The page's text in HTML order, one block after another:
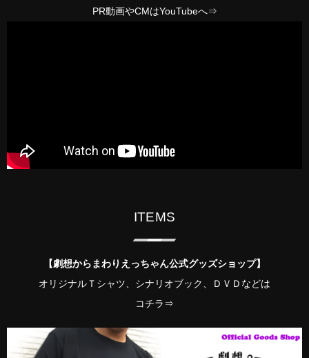
PR動画やCMはYouTubeへ⇒
ITEMS
【劇想からまわりえっちゃん公式グッズショップ】
オリジナルＴシャツ、シナリオブック、ＤＶＤなどは
コチラ⇒